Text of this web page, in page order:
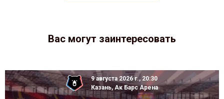
Вас могут заинтересовать
9 августа 2026 г., 20:30
Казань, Ак Барс Арена